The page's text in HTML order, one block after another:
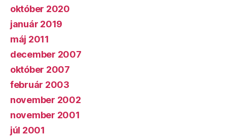
október 2020
január 2019
máj 2011
december 2007
október 2007
február 2003
november 2002
november 2001
júl 2001